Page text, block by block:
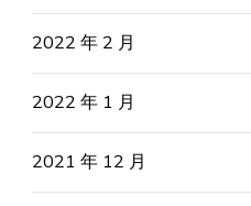
2022 年 2 月
2022 年 1 月
2021 年 12 月